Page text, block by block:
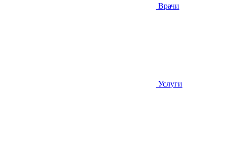
Врачи
Услуги